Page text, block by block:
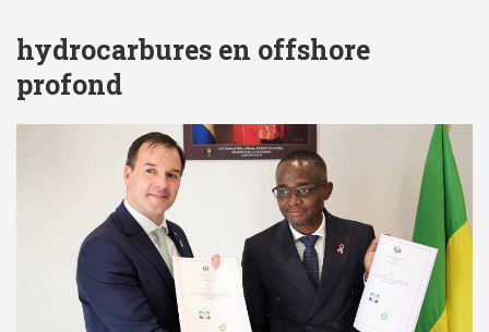
hydrocarbures en offshore
profond